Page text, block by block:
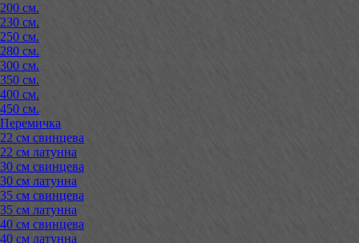
200 см.
230 см.
250 см.
280 см.
300 см.
350 см.
400 см.
450 см.
Перемичка
22 см свинцева
22 см латунна
30 см свинцева
30 см латунна
35 см свинцева
35 см латунна
40 см свинцева
40 см латунна